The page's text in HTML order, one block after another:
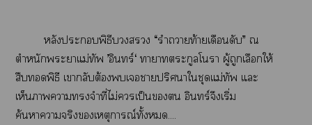
หลังะพิธี “รำาท้ายเดือนดับ” ณ
ตำหนักะาแม่ทัพ ’อินทร์‘ าาตระกูลโา ผู้ถูกเลือกให้
สืบพิธี เากลับต้องเาปริศนาใชุดแม่ทัพ แะ
เห็นาาจำที่ไม่เป็น อินทร์จึงเริ่ม
ค้นาาจริงเหตุการณ์ทั้ง....